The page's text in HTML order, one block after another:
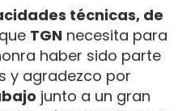
técnicas, de
que TGN necesita para
haber sido parte
y agradezco por
junto a un gran